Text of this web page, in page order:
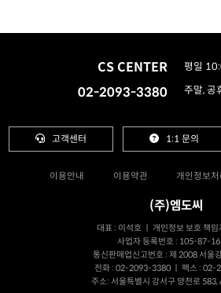
CS CENTER
02-2093-3380
평일
주말, 공
고객센터 1:1 문의
이용안내 이용약관 개인정보처
(주)엠도씨
대표 : 이석호 ㅣ 개인정보 보호 책임
사업자 등록번호 : 105-87-
통신판매업신고번호 : 제 2008 서울
전화 : 02-2093-3380 ㅣ 팩스 : 02-
주소: 서울특별시 강서구 양천로